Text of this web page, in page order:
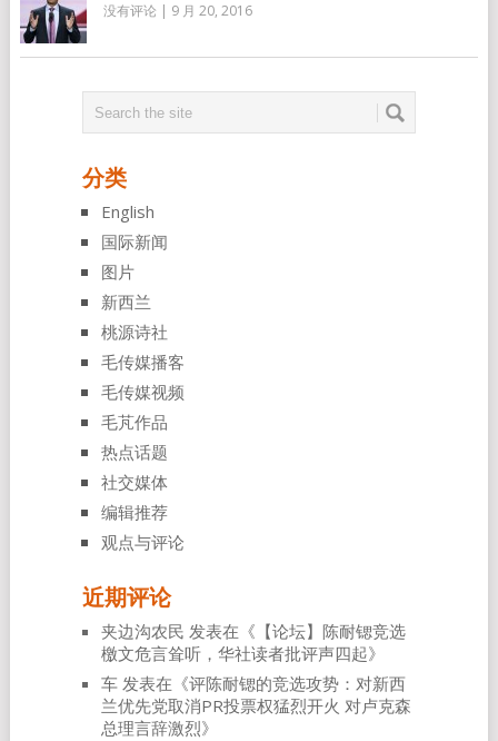
没有评论 | 9 月 20, 2016
分类
English
国际新闻
图片
新西兰
桃源诗社
毛传媒播客
毛传媒视频
毛芃作品
热点话题
社交媒体
编辑推荐
观点与评论
近期评论
夹边沟农民 发表在《 【论坛】陈耐锶竞选
檄文危言耸听，华社读者批评声四起》
车发表在《评陈耐锶的竞选攻势：对新西
兰优先党取消PR投票权猛烈开火 对卢克森
总理言辞激烈》